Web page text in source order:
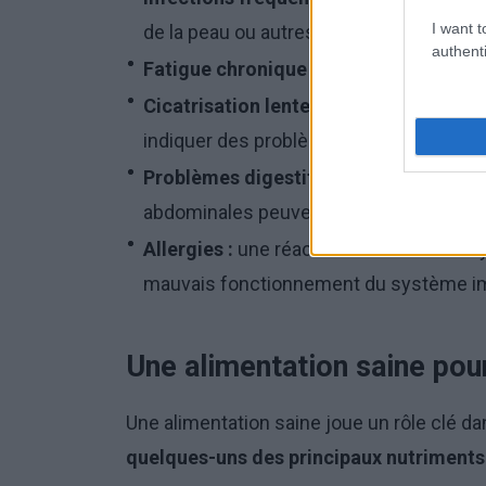
I want
de la peau ou autres.
Fatigue chronique :
Cicatrisation lente des plaies :
indiquer des problèmes au niveau du
Problèmes digestifs :
des diarrhées
abdominales peuvent être associés à
Allergies : une réaction excessive du
mauvais fonctionnement du système
Une alimentation saine
Une alimentation saine joue un rôle clé
quelques-uns des principaux